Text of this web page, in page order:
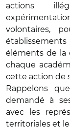
actions
volontaires,
éléments de la
chaque
cette action de
Rappelons
demandé à
avec les
territoriales et